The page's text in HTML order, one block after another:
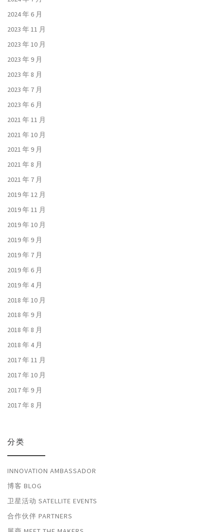
2024 年 6 月
2023 年 11 月
2023 年 10 月
2023 年 9 月
2023 年 8 月
2023 年 7 月
2023 年 6 月
2021 年 11 月
2021 年 10 月
2021 年 9 月
2021 年 8 月
2021 年 7 月
2019 年 12 月
2019 年 11 月
2019 年 10 月
2019 年 9 月
2019 年 7 月
2019 年 6 月
2019 年 4 月
2018 年 10 月
2018 年 9 月
2018 年 8 月
2018 年 4 月
2017 年 11 月
2017 年 10 月
2017 年 9 月
2017 年 8 月
分类
INNOVATION AMBASSADOR
博客 BLOG
卫星活动 SATELLITE EVENTS
合作伙伴 PARTNERS